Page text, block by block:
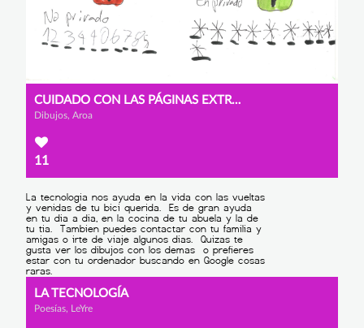
CUIDADO CON LAS PÁGINAS EXTRAÑAS.
Dibujos, Aroa
11
LA TECNOLOGÍA
Poesías, LeYre